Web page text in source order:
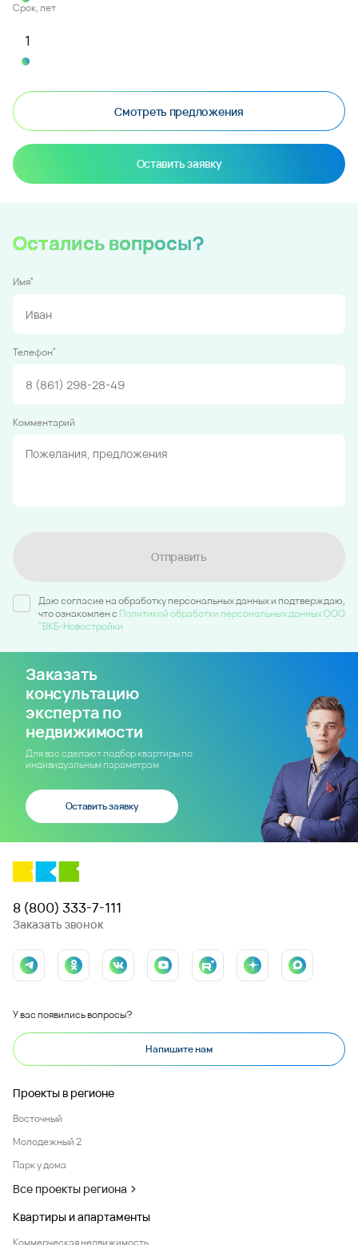
Срок, лет
Смотреть предложения
Оставить заявку
Остались вопросы?
Имя*
Телефон*
Комментарий
Отправить
Даю согласие на обработку персональных данных и подтверждаю,
что ознакомлен c Политикой обработки персональных данных ООО
"ВКБ-Новостройки
Заказать
консультацию
эксперта по
недвижимости
Для вас сделают подбор квартиры по
индивидуальным параметрам
Оставить заявку
8 (800) 333-7-111
Заказать звонок
У вас появились вопросы?
Напишите нам
Проекты в регионе
Восточный
Молодежный 2
Парк у дома
Все проекты региона
Квартиры и апартаменты
Коммерческая недвижимость